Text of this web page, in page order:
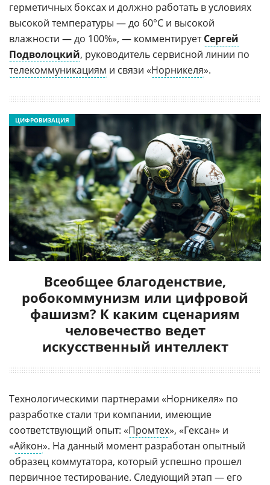
герметичных боксах и должно работать в условиях
высокой температуры — до 60°C и высокой
влажности — до 100%», — комментируетСергей
Подволоцкий, руководитель сервисной линии по
телекоммуникациям и связи «Норникеля».
Всеобщее благоденствие,
робокоммунизм или цифровой
фашизм? К каким сценариям
человечество ведет
искусственный интеллект
ЦИФРОВИЗАЦИЯ
Технологическими партнерами «Норникеля» по
разработке стали три компании, имеющие
соответствующий опыт: «Промтех», «Гексан» и
«Айкон». На данный момент разработан опытный
образец коммутатора, который успешно прошел
первичное тестирование. Следующий этап — его